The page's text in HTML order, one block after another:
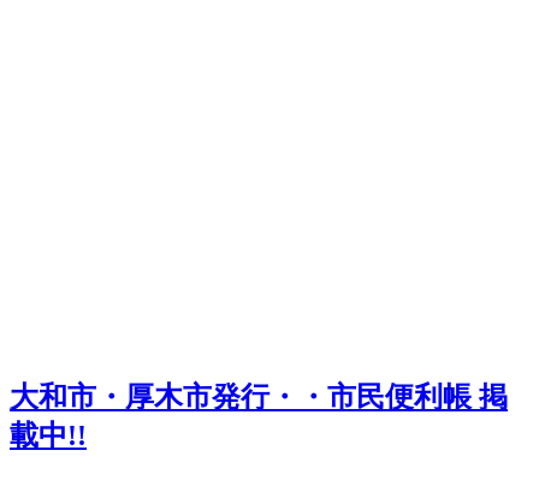
大和市・厚木市発行・・市民便利帳 掲
載中!!